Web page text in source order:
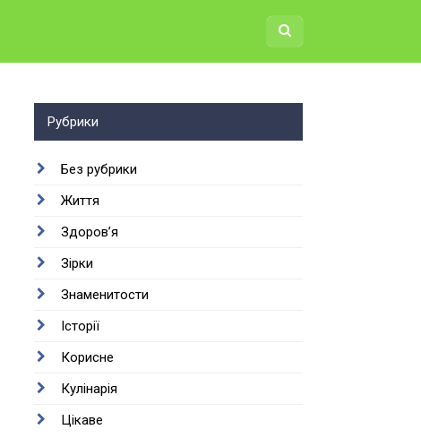
Рубрики
Без рубрики
Життя
Здоров’я
Зірки
Знаменитости
Історії
Корисне
Кулінарія
Цікаве